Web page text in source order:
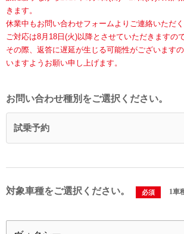
きます。
休業中もお問い合わせフォームよりご連絡いただく
ご対応は8月18日(火)以降とさせていただきますの
その際、返答に遅延が生じる可能性がございます
いますようお願い申し上げます。
お問い合わせ種別をご選択ください。
試乗予約
対象車種をご選択ください。 必須 1車